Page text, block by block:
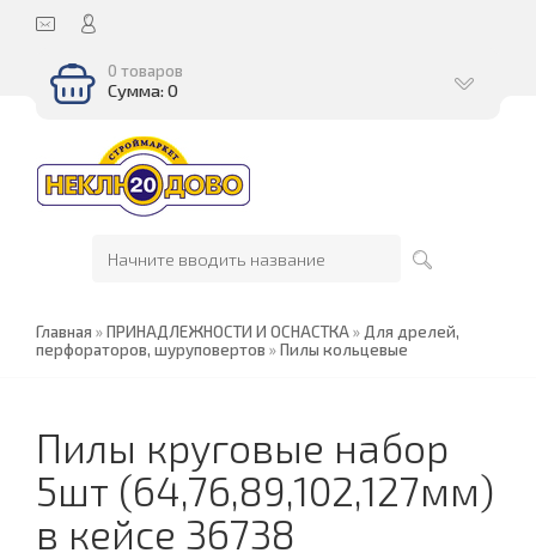
0 товаров
Сумма: 0
Главная »ПРИНАДЛЕЖНОСТИ И ОСНАСТКА» Для дрелей,
перфораторов, шуруповертов »Пилы кольцевые
Пилы круговые набор
5шт (64,76,89,102,127мм)
в кейсе 36738